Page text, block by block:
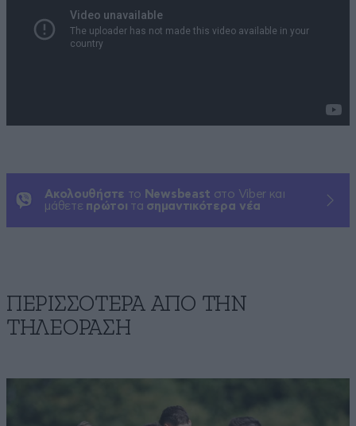
Ακολουθήστε το Newsbeast στο Viber και
μάθετε πρώτοι τα σημαντικότερα νέα
ΠΕΡΙΣΣΟΤΕΡΑ ΑΠΟ ΤΗΝ
ΤΗΛΕΟΡΑΣΗ